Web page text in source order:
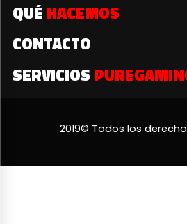
QUÉ HACEMOS
CONTACTO
SERVICIOS
2019© Todos los